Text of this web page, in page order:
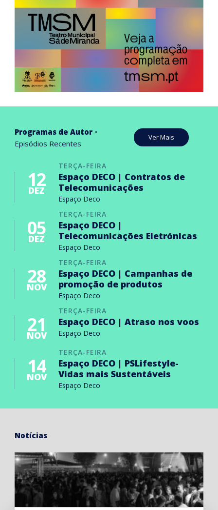
Programas de Autor
Episódios Recentes
Ver Mais
TERÇA-FEIRA
12
DEZ
Espaço DECO | Contratos de
Telecomunicações
Espaço Deco
TERÇA-FEIRA
05
DEZ
Espaço DECO |
Telecomunicações Eletrónicas
Espaço Deco
TERÇA-FEIRA
28
NOV
Espaço DECO | Campanhas de
promoção de produtos
Espaço Deco
TERÇA-FEIRA
21
NOV
Espaço DECO | Atraso nos voos
Espaço Deco
TERÇA-FEIRA
14
NOV
Espaço DECO | PSLifestyle-
Vidas mais Sustentáveis
Espaço Deco
Notícias